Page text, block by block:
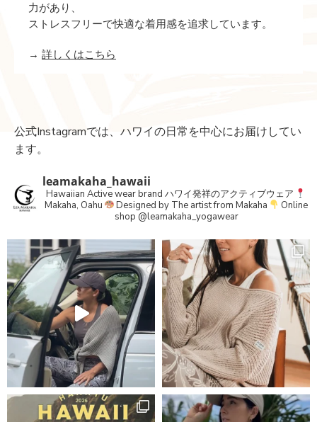
力があり、
ストレスフリーで快適な着用感を追求しています。
→ 詳しくはこちら
公式Instagramでは、ハワイの日常を中心にお届けしてい
ます。
leamakaha_hawaii
Hawaiian Active wear brand ハワイ発祥のアクティブウェア
Makaha, Oahu
Designed by The artist from Makaha
Online
shop @leamakaha_yogawear